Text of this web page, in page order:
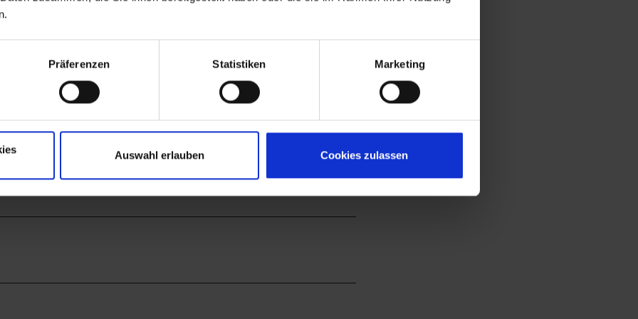
Präferenzen Statistiken Marketing
Auswahl erlauben Cookies zulassen